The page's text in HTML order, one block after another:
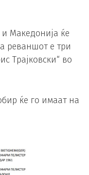
Македонија ќе
реваншот е три
Трајковски“ во
ќе го имаат на